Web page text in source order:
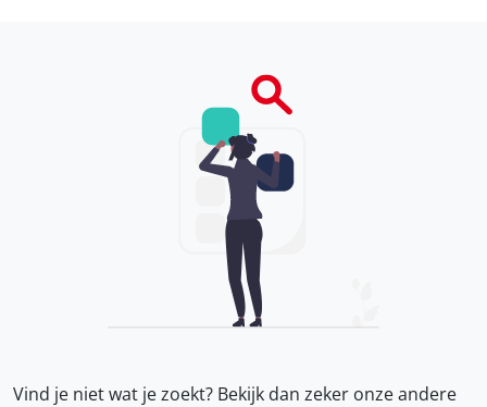
Vind je niet wat je zoekt? Bekijk dan zeker onzeandere